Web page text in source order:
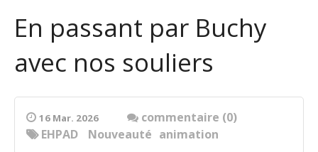
En passant par Buchy
avec nos souliers
16 Mar. 2026
commentaire (0)
animation
EHPAD Nouveauté